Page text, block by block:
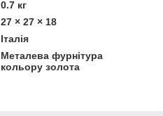
0.7 кг
27 × 27 × 18
Італія
Металева фурнітура
кольору золота